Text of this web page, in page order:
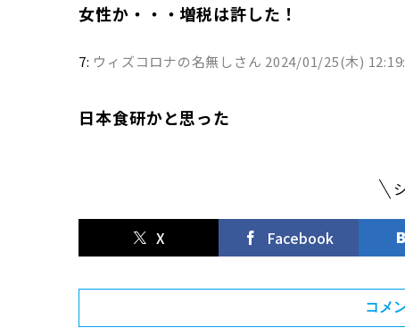
女性か・・・増税は許した！
7: ウィズコロナの名無しさん 2024/01/25(木)
日本食研かと思った
X Facebook
コメ